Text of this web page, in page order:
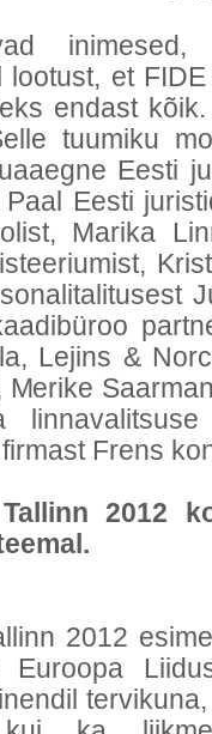
lootust, et
endast
tuumiku
Eesti
Eesti
Marika
Lejins &
Merike
Frens
2012
2012
Euroopa